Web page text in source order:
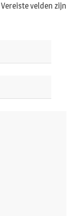
Vereiste velden zijn